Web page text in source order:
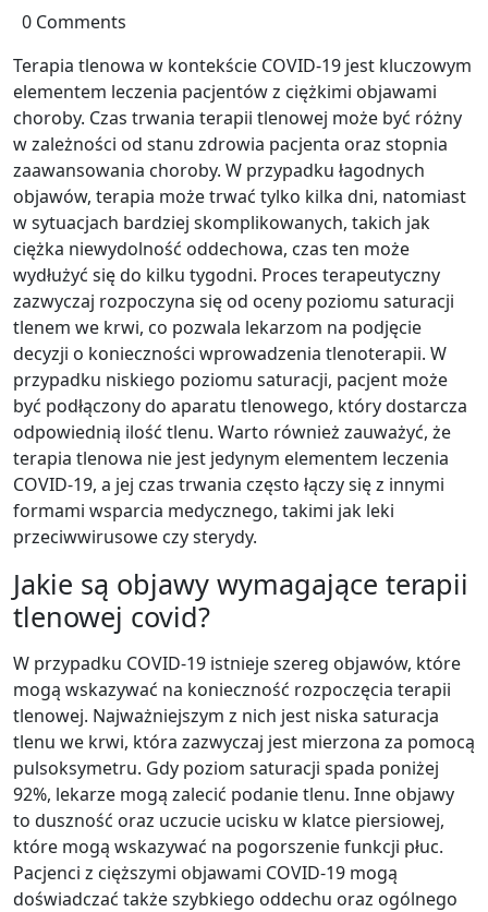
0 Comments
Terapia tlenowa w kontekście COVID-19 jest kluczowym
elementem leczenia pacjentów z ciężkimi objawami
choroby. Czas trwania terapii tlenowej może być różny
w zależności od stanu zdrowia pacjenta oraz stopnia
zaawansowania choroby. W przypadku łagodnych
objawów, terapia może trwać tylko kilka dni, natomiast
w sytuacjach bardziej skomplikowanych, takich jak
ciężka niewydolność oddechowa, czas ten może
wydłużyć się do kilku tygodni. Proces terapeutyczny
zazwyczaj rozpoczyna się od oceny poziomu saturacji
tlenem we krwi, co pozwala lekarzom na podjęcie
decyzji o konieczności wprowadzenia tlenoterapii. W
przypadku niskiego poziomu saturacji, pacjent może
być podłączony do aparatu tlenowego, który dostarcza
odpowiednią ilość tlenu. Warto również zauważyć, że
terapia tlenowa nie jest jedynym elementem leczenia
COVID-19, a jej czas trwania często łączy się z innymi
formami wsparcia medycznego, takimi jak leki
przeciwwirusowe czy sterydy.
Jakie są objawy wymagające terapii
tlenowej covid?
W przypadku COVID-19 istnieje szereg objawów, które
mogą wskazywać na konieczność rozpoczęcia terapii
tlenowej. Najważniejszym z nich jest niska saturacja
tlenu we krwi, która zazwyczaj jest mierzona za pomocą
pulsoksymetru. Gdy poziom saturacji spada poniżej
92%, lekarze mogą zalecić podanie tlenu. Inne objawy
to duszność oraz uczucie ucisku w klatce piersiowej,
które mogą wskazywać na pogorszenie funkcji płuc.
Pacjenci z cięższymi objawami COVID-19 mogą
doświadczać także szybkiego oddechu oraz ogólnego